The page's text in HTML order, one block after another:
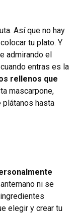
Así que no hay
tu plato. Y
admirando el
entras es la
rellenos que
mascarpone,
plátanos hasta
ni se
elegir y crear tu